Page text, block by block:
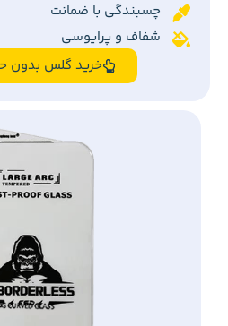
چسبندگی با ضمانت
شفاف و پرایوسی
خرید گلس بدون